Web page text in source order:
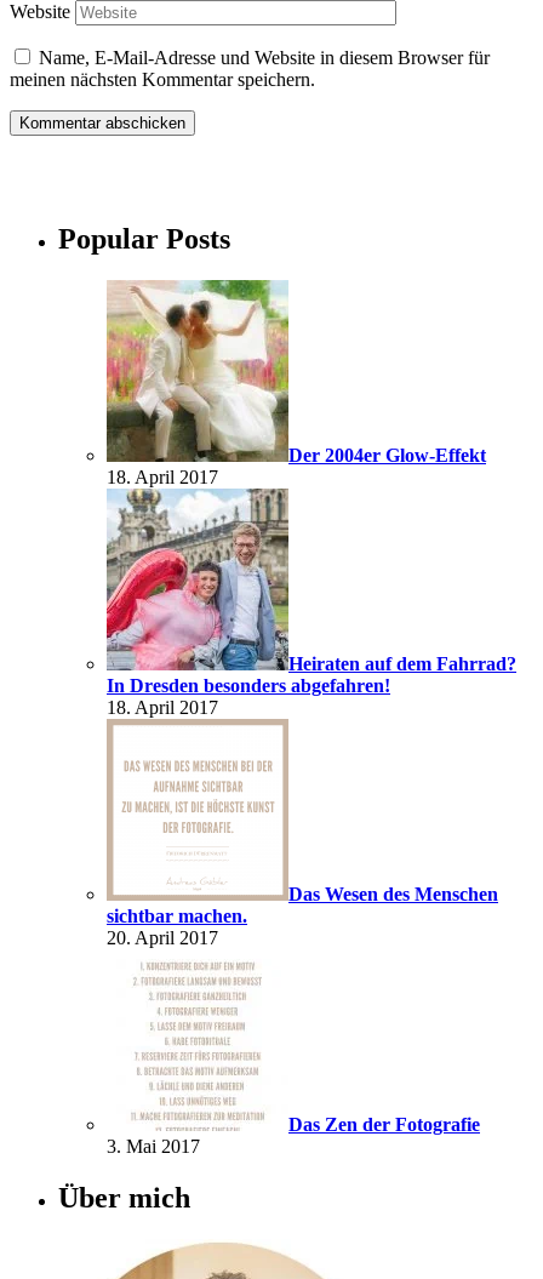
Website
Name, E-Mail-Adresse und Website in diesem Browser für
meinen nächsten Kommentar speichern.
Popular Posts
Der 2004er Glow-Effekt
18. April 2017
Heiraten auf dem Fahrrad?
In Dresden besonders abgefahren!
18. April 2017
Das Wesen des Menschen
sichtbar machen.
20. April 2017
Das Zen der Fotografie
3. Mai 2017
Über mich